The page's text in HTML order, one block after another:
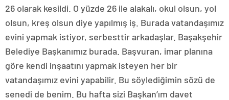
26 olarak kesildi. O yüzde 26 ile alakalı, okul olsun, yol
olsun, kreş olsun diye yapılmış iş. Burada vatandaşımız
evini yapmak istiyor, serbesttir arkadaşlar. Başakşehir
Belediye Başkanımız burada. Başvuran, imar planına
göre kendi inşaatını yapmak isteyen her bir
vatandaşımız evini yapabilir. Bu söylediğimin sözü de
senedi de benim. Bu hafta sizi Başkan’ım davet